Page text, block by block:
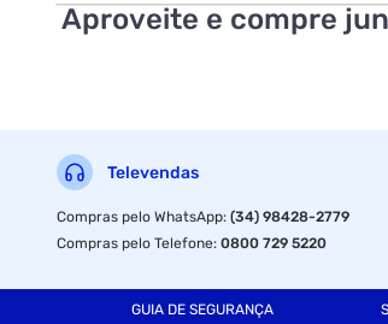
esportes;
fechamento de embalagens pesadas.
Aproveite e compre
Televendas
Compras pelo WhatsApp:(34) 98428-2779
Compras pelo Telefone:0800 729 5220
GUIA DE SEGURANÇA